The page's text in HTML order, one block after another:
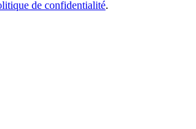
de confidentialité.